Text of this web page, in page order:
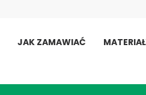
JAK ZAMAWIAĆ